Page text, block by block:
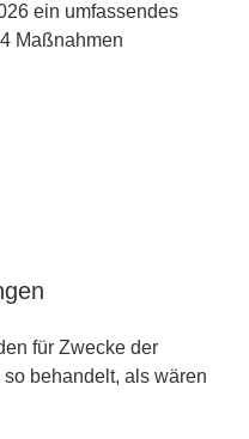
ein umfassendes
Maßnahmen
für Zwecke der
behandelt, als wären